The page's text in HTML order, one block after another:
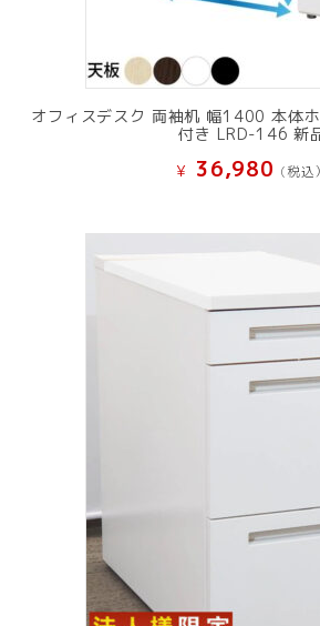
オフィスデスク 両袖机 幅1400 本体
付き LRD-146 新
¥ 36,980 (税込）